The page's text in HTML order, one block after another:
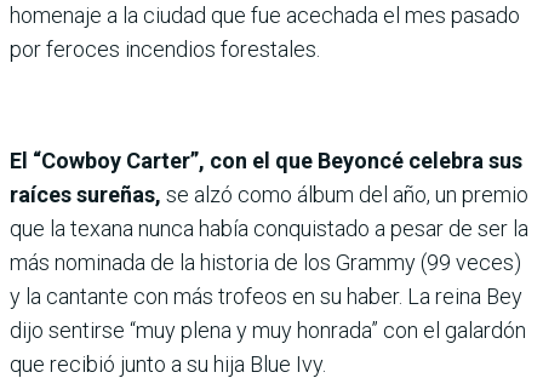
homenaje a la ciudad que fue acechada el mes pasado
por feroces incendios forestales.
El “Cowboy Carter”, con el que Beyoncé celebra sus
raíces sureñas, se alzó como álbum del año, un premio
que la texana nunca había conquistado a pesar de ser la
más nominada de la historia de los Grammy (99 veces)
y la cantante con más trofeos en su haber. La reina Bey
dijo sentirse “muy plena y muy honrada” con el galardón
que recibió junto a su hija Blue Ivy.